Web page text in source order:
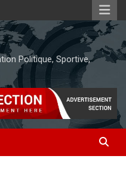
Politique, Sportive,